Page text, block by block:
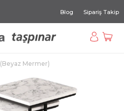
Blog Sipariş Takip
Mermer)